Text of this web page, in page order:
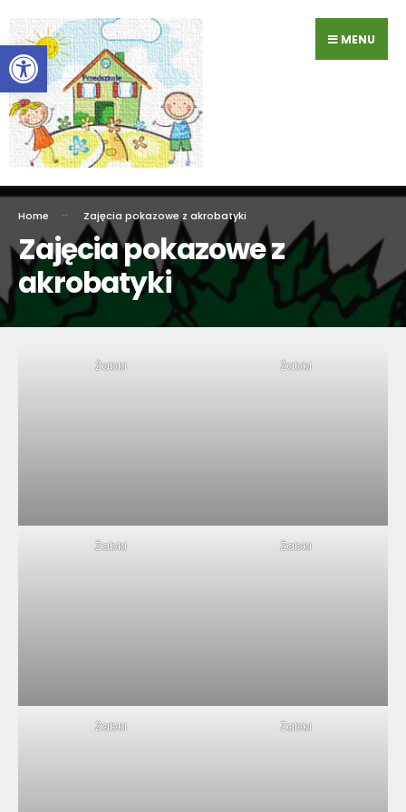
Otwórz pasek narzędzi
Przejdź
do
zawartości
MENU
Home Zajęcia pokazowe z akrobatyki
Zajęcia pokazowe z
akrobatyki
Żabki Żabki
Żabki Żabki
Żabki Żabki